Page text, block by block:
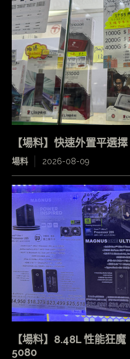
【場料】快速外置平
場料 2026-08-09
【場料】8.48L 性能狂
5080